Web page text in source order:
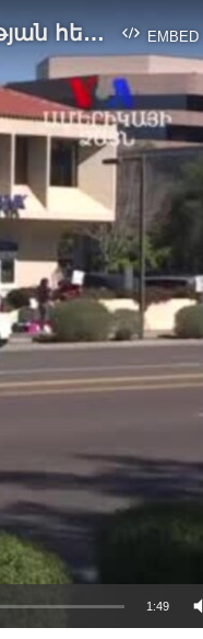
EMBED
Հանրապետական կոնգրեսականները խուսափում են հասարակության հետ հանդիպումներից
1:49